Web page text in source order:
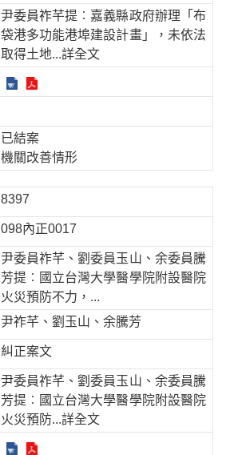
尹委員祚芊提︰嘉義縣政府辦理「布
袋港多功能港埠建設計畫」，未依法
取得土地...詳全文
已結案
機關改善情形
8397
098內正0017
尹委員祚芊、劉委員玉山、余委員騰
芳提︰國立台灣大學醫學院附設醫院
火災預防不力，...
尹祚芊、劉玉山、余騰芳
糾正案文
尹委員祚芊、劉委員玉山、余委員騰
芳提︰國立台灣大學醫學院附設醫院
火災預防...詳全文